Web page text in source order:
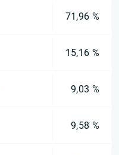
71,96 %
15,16 %
9,03 %
9,58 %